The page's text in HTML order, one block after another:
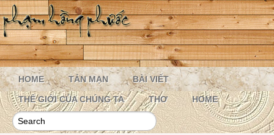
HOME TẢN MẠN BÀI VIẾT
THẾ GIỚI CỦA CHÚNG TA THƠ HOME